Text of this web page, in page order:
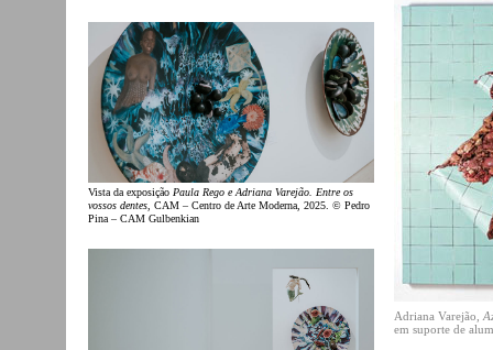
Vista da exposição Paula Rego e Adriana Varejão. Entre os
vossos dentes, CAM – Centro de Arte Moderna, 2025. © Pedro
Pina – CAM Gulbenkian
Adriana Varejão,
em suporte de